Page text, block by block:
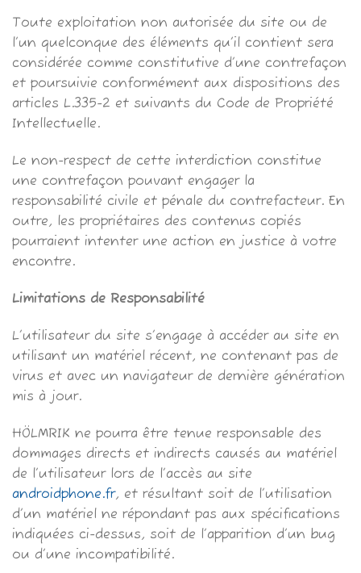
Toute exploitation non autorisée du site ou de
l’un quelconque des éléments qu’il contient sera
considérée comme constitutive d’une contrefaçon
et poursuivie conformément aux dispositions des
articles L.335-2 et suivants du Code de Propriété
Intellectuelle.
Le non-respect de cette interdiction constitue
une contrefaçon pouvant engager la
responsabilité civile et pénale du contrefacteur. En
outre, les propriétaires des contenus copiés
pourraient intenter une action en justice à votre
encontre.
Limitations de Responsabilité
L’utilisateur du site s’engage à accéder au site en
utilisant un matériel récent, ne contenant pas de
virus et avec un navigateur de dernière génération
mis à jour.
HÖLMRIK ne pourra être tenue responsable des
dommages directs et indirects causés au matériel
de l’utilisateur lors de l’accès au site
androidphone.fr, et résultant soit de l’utilisation
d’un matériel ne répondant pas aux spécifications
indiquées ci-dessus, soit de l’apparition d’un bug
ou d’une incompatibilité.